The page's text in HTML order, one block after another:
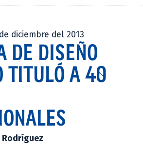
diciembre del 2013
DE DISEÑO
TITULÓ A 40